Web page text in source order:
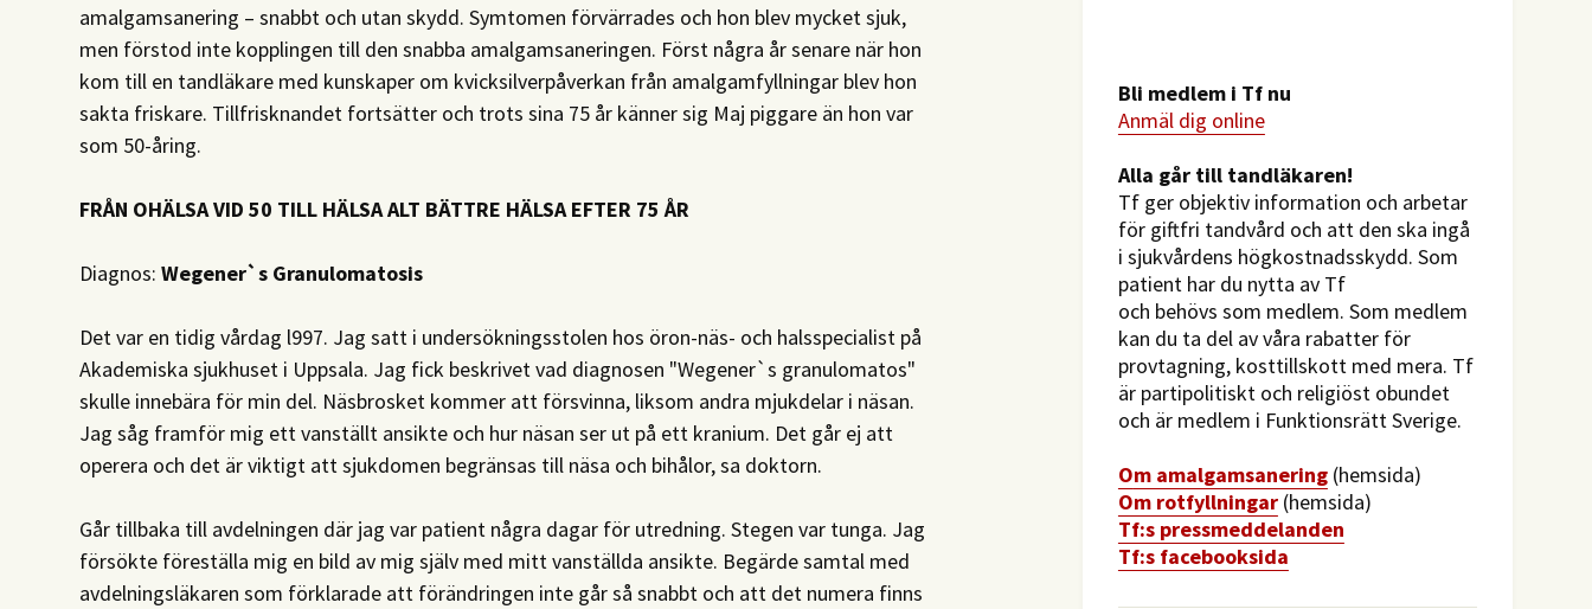
amalgamsanering – snabbt och utan skydd. Symtomen förvärrades och hon blev mycket sjuk,
men förstod inte kopplingen till den snabba amalgamsaneringen. Först några år senare när hon
kom till en tandläkare med kunskaper om kvicksilverpåverkan från amalgamfyllningar blev hon
sakta friskare. Tillfrisknandet fortsätter och trots sina 75 år känner sig Maj piggare än hon var
som 50-åring.
FRÅN OHÄLSA VID 50 TILL HÄLSA ALT BÄTTRE HÄLSA EFTER 75 ÅR
Diagnos:Wegener`s Granulomatosis
Det var en tidig vårdag l997. Jag satt i undersökningsstolen hos öron-näs- och halsspecialist på
Akademiska sjukhuset i Uppsala. Jag fick beskrivet vad diagnosen "Wegener`s granulomatos"
skulle innebära för min del. Näsbrosket kommer att försvinna, liksom andra mjukdelar i näsan.
Jag såg framför mig ett vanställt ansikte och hur näsan ser ut på ett kranium. Det går ej att
operera och det är viktigt att sjukdomen begränsas till näsa och bihålor, sa doktorn.
Går tillbaka till avdelningen där jag var patient några dagar för utredning. Stegen var tunga. Jag
försökte föreställa mig en bild av mig själv med mitt vanställda ansikte. Begärde samtal med
avdelningsläkaren som förklarade att förändringen inte går så snabbt och att det numera finns
Bli medlem i Tf nu
Anmäl dig online
​Alla går till tandläkaren!
Tf ger objektiv information och arbetar
för giftfri tandvård och att den ska ingå
i sjukvårdens högkostnadsskydd. Som
patient har du nytta av Tf
och behövs som medlem. Som medlem
kan du ta del av våra rabatter för
provtagning, kosttillskott med mera. Tf
är partipolitiskt och religiöst obundet
och är medlem i Funktionsrätt Sverige.
Om amalgamsanering (hemsida)
Om rotfyllningar (hemsida)
​Tf:s pressmeddelanden
Tf:s facebooksida